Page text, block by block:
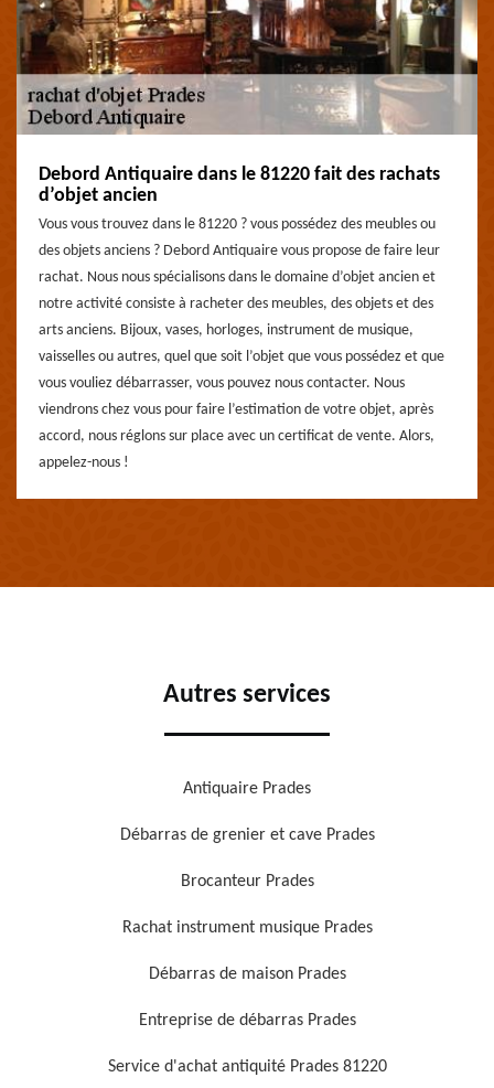
Debord Antiquaire dans le 81220 fait des rachats
d’objet ancien
Vous vous trouvez dans le 81220 ? vous possédez des meubles ou
des objets anciens ? Debord Antiquaire vous propose de faire leur
rachat. Nous nous spécialisons dans le domaine d’objet ancien et
notre activité consiste à racheter des meubles, des objets et des
arts anciens. Bijoux, vases, horloges, instrument de musique,
vaisselles ou autres, quel que soit l’objet que vous possédez et que
vous vouliez débarrasser, vous pouvez nous contacter. Nous
viendrons chez vous pour faire l’estimation de votre objet, après
accord, nous réglons sur place avec un certificat de vente. Alors,
appelez-nous !
Autres services
Antiquaire Prades
Débarras de grenier et cave Prades
Brocanteur Prades
Rachat instrument musique Prades
Débarras de maison Prades
Entreprise de débarras Prades
Service d'achat antiquité Prades 81220